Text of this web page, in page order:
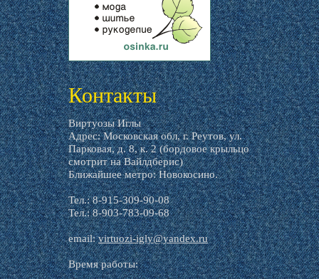
livemaster.ru
Контакты
Виртуозы Иглы
Адрес: Московская обл, г. Реутов, ул.
Парковая, д. 8, к. 2 (бордовое крыльцо
смотрит на Вайлдберис)
Ближайшее метро: Новокосино.
Тел.: 8-915-309-90-08
Тел.: 8-903-783-09-68
email:virtuozi-igly@yandex.ru
Время работы: